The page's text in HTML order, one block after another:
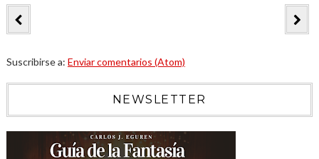
Suscribirse a: Enviar comentarios (Atom)
NEWSLETTER